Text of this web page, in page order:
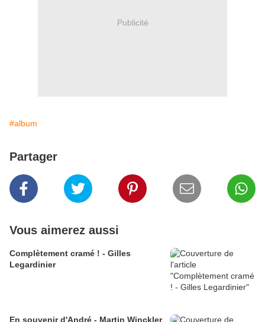
Publicité
#album
Partager
Vous aimerez aussi
Complètement cramé ! - Gilles
Legardinier
En souvenir d'André - Martin Winckler